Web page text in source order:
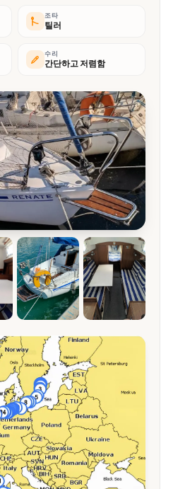
조타
틸러
수리
간단하고 저렴함